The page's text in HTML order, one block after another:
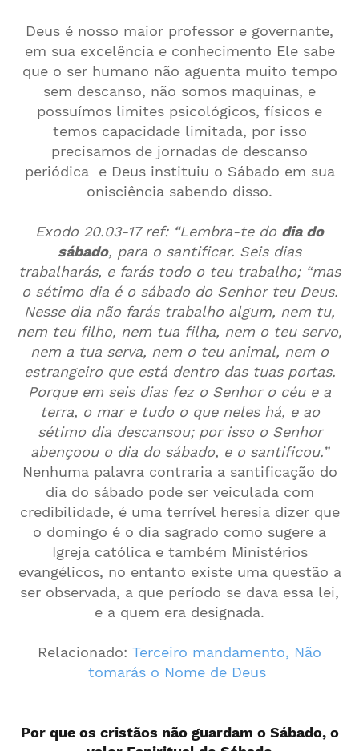
Deus é nosso maior professor e governante,
em sua excelência e conhecimento Ele sabe
que o ser humano não aguenta muito tempo
sem descanso, não somos maquinas, e
possuímos limites psicológicos, físicos e
temos capacidade limitada, por isso
precisamos de jornadas de descanso
periódica e Deus instituiu o Sábado em sua
onisciência sabendo disso.
Exodo 20.03-17 ref: “Lembra-te do dia do
sábado, para o santificar. Seis dias
trabalharás, e farás todo o teu trabalho; “mas
o sétimo dia é o sábado do Senhor teu Deus.
Nesse dia não farás trabalho algum, nem tu,
nem teu filho, nem tua filha, nem o teu servo,
nem a tua serva, nem o teu animal, nem o
estrangeiro que está dentro das tuas portas.
Porque em seis dias fez o Senhor o céu e a
terra, o mar e tudo o que neles há, e ao
sétimo dia descansou; por isso o Senhor
abençoou o dia do sábado, e o santificou.”
Nenhuma palavra contraria a santificação do
dia do sábado pode ser veiculada com
credibilidade, é uma terrível heresia dizer que
o domingo é o dia sagrado como sugere a
Igreja católica e também Ministérios
evangélicos, no entanto existe uma questão a
ser observada, a que período se dava essa lei,
e a quem era designada.
Relacionado: Terceiro mandamento, Não
tomarás o Nome de Deus
Por que os cristãos não guardam o Sábado, o